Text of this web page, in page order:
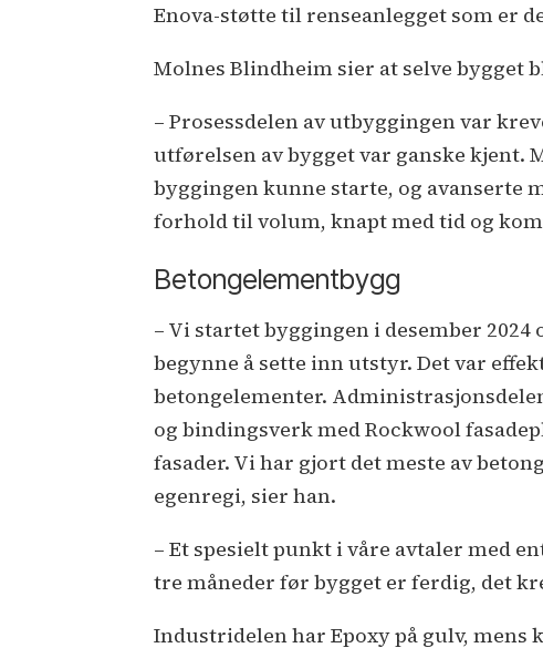
Enova-støtte til renseanlegget som er
Molnes Blindheim sier at selve bygget
– Prosessdelen av utbyggingen var
utførelsen av bygget var ganske kjent.
byggingen kunne starte, og avanserte
forhold til volum, knapt med tid og
Betongelementbygg
– Vi startet byggingen i desember
begynne å sette inn utstyr. Det var
betongelementer.
og bindingsverk med Rockwool
fasader. Vi har gjort det meste av
egenregi, sier han.
– Et spesielt punkt i våre avtaler med
tre måneder før bygget er ferdig, det
Industridelen har Epoxy på gulv,